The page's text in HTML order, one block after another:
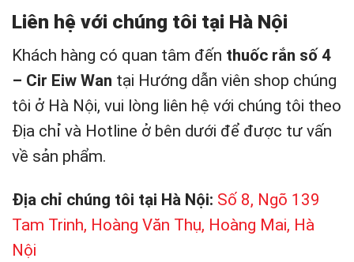
Liên hệ với chúng tôi tại Hà Nội
Khách hàng có quan tâm đến thuốc rắn số 4
– Cir Eiw Wan tại Hướng dẫn viên shop chúng
tôi ở Hà Nội, vui lòng liên hệ với chúng tôi theo
Địa chỉ và Hotline ở bên dưới để được tư vấn
về sản phẩm.
Địa chỉ chúng tôi tại Hà Nội: Số 8, Ngõ 139
Tam Trinh, Hoàng Văn Thụ, Hoàng Mai, Hà
Nội